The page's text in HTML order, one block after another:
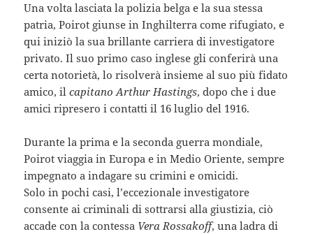
Una volta lasciata la polizia belga e la sua stessa
patria, Poirot giunse in Inghilterra come rifugiato, e
qui iniziò la sua brillante carriera di investigatore
privato. Il suo primo caso inglese gli conferirà una
certa notorietà, lo risolverà insieme al suo più fidato
amico, ilcapitano Arthur Hastings, dopo che i due
amici ripresero i contatti il 16 luglio del 1916.
Durante la prima e la seconda guerra mondiale,
Poirot viaggia in Europa e in Medio Oriente, sempre
impegnato a indagare su crimini e omicidi.
Solo in pochi casi, l’eccezionale investigatore
consente ai criminali di sottrarsi alla giustizia, ciò
accade con la contessa Vera Rossakoff, una ladra di